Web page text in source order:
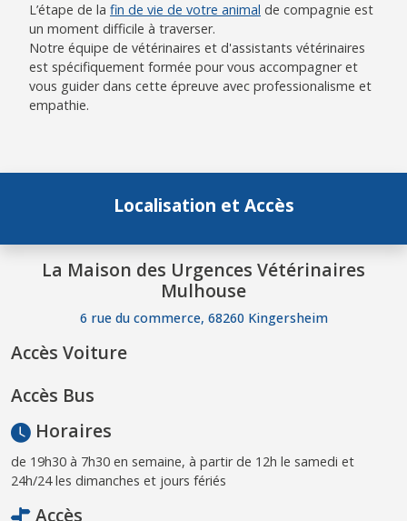
L’étape de la fin de vie de votre animal de compagnie est
un moment difficile à traverser.
Notre équipe de vétérinaires et d'assistants vétérinaires
est spécifiquement formée pour vous accompagner et
vous guider dans cette épreuve avec professionalisme et
empathie.
Localisation et Accès
La Maison des Urgences Vétérinaires
Mulhouse
6 rue du commerce, 68260 Kingersheim
Accès Voiture
Accès Bus
Horaires
de 19h30 à 7h30 en semaine, à partir de 12h le samedi et
24h/24 les dimanches et jours fériés
Accès